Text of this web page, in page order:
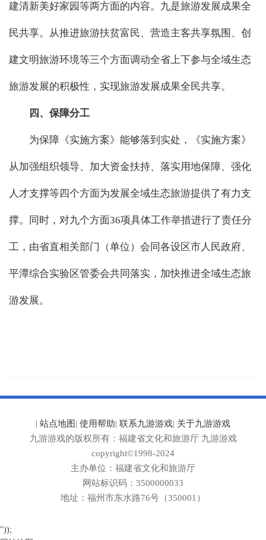
建清新美好家园等两方面的内容。九是旅游发展成果全
民共享。从推进旅游扶贫富民、营造主客共享氛围、创
建文明旅游环境等三个方面调动全省上下参与全域生态
旅游发展的积极性，实现旅游发展成果全民共享。
四、保障分工
为保障《实施方案》能够落到实处，《实施方案》
从加强组织领导、加大资金扶持、落实用地保障、强化
人才支撑等四个方面为发展全域生态旅游提供了有力支
撑。同时，对九个方面36项具体工作举措进行了责任分
工，由省直相关部门（单位）会同各设区市人民政府、
平潭综合实验区管委会共同落实，加快推进全域生态旅
游发展。
| 站点地图 | 使用帮助| 联系九游游戏| 关于九游游戏
九游游戏的版权所有：福建省文化和旅游厅 九游游戏
copyright©1998-2024
主办单位：福建省文化和旅游厅
网站标识码：3500000033
地址：福州市东水路76号（350001）
"));